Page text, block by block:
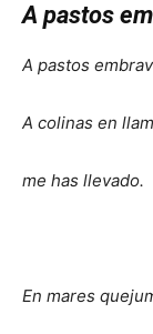
A pastos
A pastos
A colinas en
me has llevado.
En mares